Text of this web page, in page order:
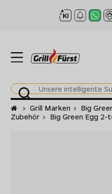
Startseite
> Grill Marken > Big
Zubehör > Big Green Egg